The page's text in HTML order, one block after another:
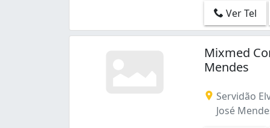
Ver Tel
Mixmed
Mendes
Servidão
José